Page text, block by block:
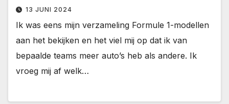
13 JUNI 2024
Ik was eens mijn verzameling Formule 1-modellen
aan het bekijken en het viel mij op dat ik van
bepaalde teams meer auto’s heb als andere. Ik
vroeg mij af welk…